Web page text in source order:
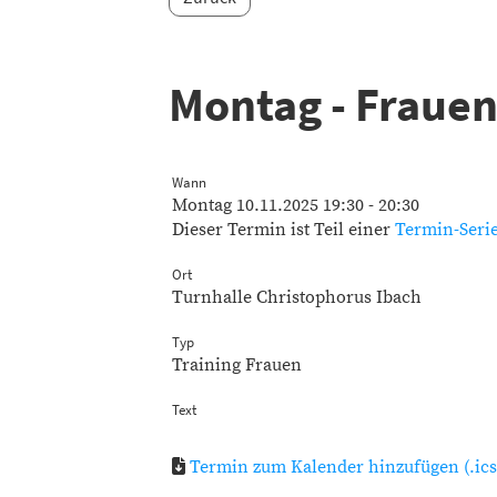
Montag -
Wann
Montag 10.11.2025 19:30 - 20:30
Dieser Termin ist Teil einer Termin-
Ort
Turnhalle Christophorus Ibach
Typ
Training Frauen
Text
Termin zum Kalender hinzufügen